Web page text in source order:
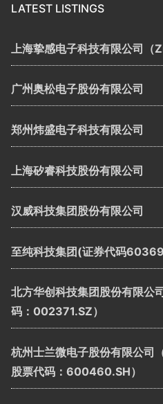
LATEST LISTINGS
上海挚感电子科技有限公司（
广州奥松电子股份有限公司
郑州炜盛电子科技有限公司
上海矽睿科技股份有限公司
汉威科技集团股份有限公司
至纯科技集团(证券代码
北方华创科技集团股份有限公
码：002371.SZ）
杭州士兰微电子股份有限公
股票代码：600460.SH）